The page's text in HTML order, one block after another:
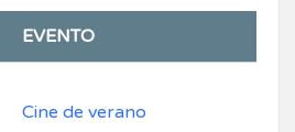
EVENTO
Cine de verano